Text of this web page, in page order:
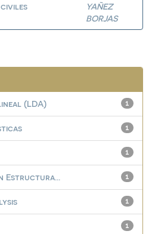
YAÑEZ
BORJAS
1
(LDA)
1
1
1
Estructura...
1
1